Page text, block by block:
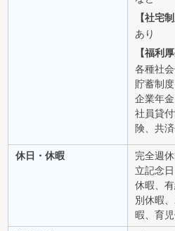
【社宅制
あり
【福利厚
各種社
貯蓄制
企業年
社員貸
険、共
休日・休暇
完全週
立記念
休暇、
別休暇
暇、育